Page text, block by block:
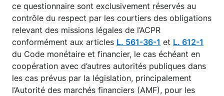
ce questionnaire sont exclusivement réservés au
contrôle du respect par les courtiers des obligations
relevant des missions légales de l’ACPR
conformément aux articles L. 561-36-1 et L. 612-1
du Code monétaire et financier, le cas échéant en
coopération avec d’autres autorités publiques dans
les cas prévus par la législation, principalement
l’Autorité des marchés financiers (AMF), pour les